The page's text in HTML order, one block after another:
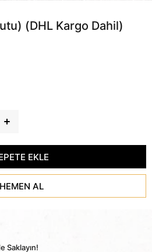
(DHL Kargo Dahil)
Saklayın!